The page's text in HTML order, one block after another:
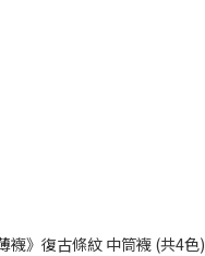
襪》復古條紋 中筒襪 (共4色)